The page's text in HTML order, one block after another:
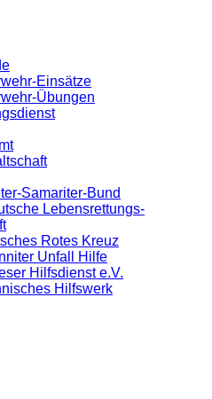
Einsätze
Übungen
Samariter-Bund
Lebensrettungs-
Rotes Kreuz
Unfall Hilfe
Hilfsdienst e.V.
Hilfswerk